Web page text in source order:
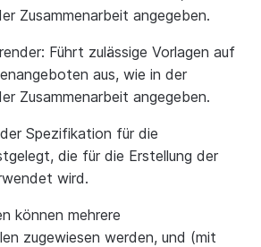
Zusammenarbeit angegeben.
Führt zulässige Vorlagen auf
aus, wie in der
Zusammenarbeit angegeben.
Spezifikation für die
die für die Erstellung der
wird.
können mehrere
zugewiesen werden, und (mit